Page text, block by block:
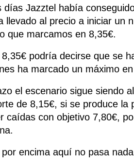
días Jazztel había
llevado al precio a iniciar un
que marcamos en 8,35€.
podría decirse que se
ha marcado un máximo
el escenario sigue siendo
de 8,15€, si se produce la
caídas con objetivo 7,80€,
encima aquí no pasa